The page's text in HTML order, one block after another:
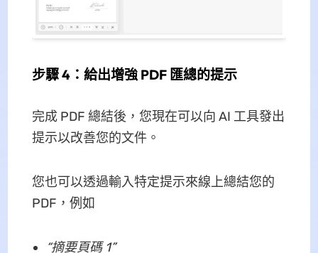
步驟 4：給出增強 PDF 匯總的提示
完成 PDF 總結後，您現在可以向 AI 工具發出
提示以改善您的文件。
您也可以透過輸入特定提示來線上總結您的
PDF，例如
“摘要頁碼 1”